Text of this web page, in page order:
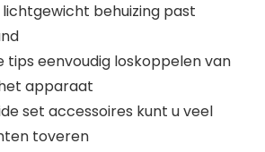
behuizing past
tips eenvoudig loskoppelen van
apparaat
set accessoires kunt u veel
toveren